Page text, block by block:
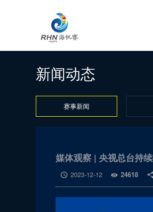
新闻动态
赛事新闻
媒体观察 | 央视总台持
 2023-12-12  24618 